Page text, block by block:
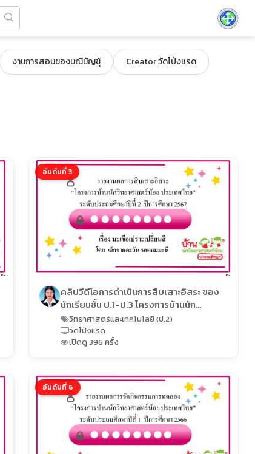
งานการสอนของมณีมัญชุ์ Creator วัดโป่งแรด
อันดับที่ 3
คลิปวีดีโอการดำเนินการสืบเสาะอิสระ ของ
นักเรียนชั้น ป.1-ป.3 โครงการบ้านนัก
วิทยาศาสตร์น้อยประเทศไทย ระดับประถม
ศึกษา ปีการศึกษา 2567
วิทยาศาสตร์และเทคโนโลยี (ป.2)
วัดโป่งแรด
เปิดดู 396 ครั้ง
อันดับที่ 6